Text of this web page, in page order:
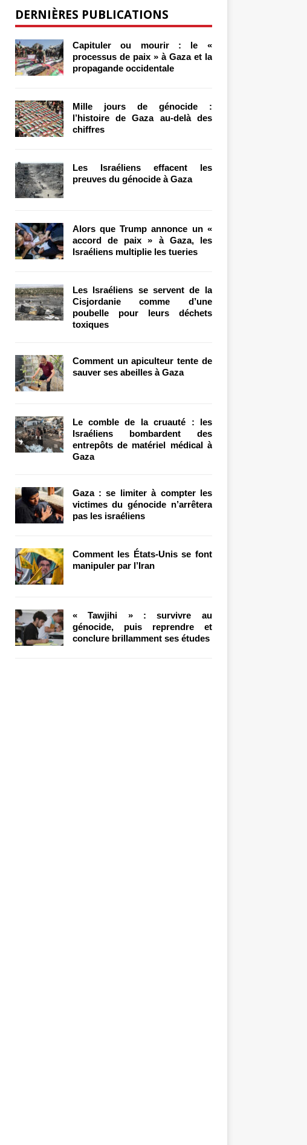
DERNIÈRES PUBLICATIONS
Capituler ou mourir : le «
processus de paix » à Gaza et la
propagande occidentale
Mille jours de génocide :
l’histoire de Gaza au-delà des
chiffres
Les Israéliens effacent les
preuves du génocide à Gaza
Alors que Trump annonce un «
accord de paix » à Gaza, les
Israéliens multiplie les tueries
Les Israéliens se servent de la
Cisjordanie comme d’une
poubelle pour leurs déchets
toxiques
Comment un apiculteur tente de
sauver ses abeilles à Gaza
Le comble de la cruauté : les
Israéliens bombardent des
entrepôts de matériel médical à
Gaza
Gaza : se limiter à compter les
victimes du génocide n’arrêtera
pas les israéliens
Comment les États-Unis se font
manipuler par l’Iran
« Tawjihi » : survivre au
génocide, puis reprendre et
conclure brillamment ses études